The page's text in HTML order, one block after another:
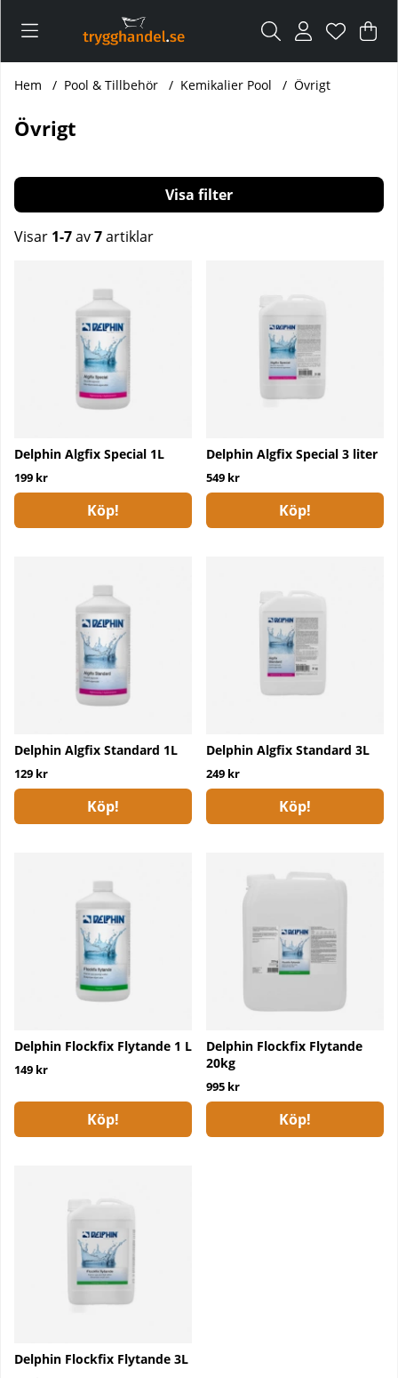
.
Hem Pool & Tillbehör Kemikalier Pool Övrigt
Övrigt
Filtrera
Visar 1-7av7artiklar
Delphin Algfix Special 1L
199 kr
Köp!
Delphin Algfix Special 3 liter
549 kr
Köp!
Delphin Algfix Standard 1L
129 kr
Köp!
Delphin Algfix Standard 3L
249 kr
Köp!
Delphin Flockfix Flytande 1 L
149 kr
Köp!
Delphin Flockfix Flytande
20kg
995 kr
Köp!
Delphin Flockfix Flytande 3L